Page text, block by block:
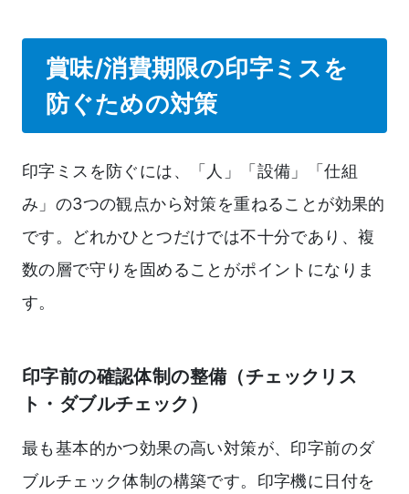
賞味/消費期限の印字ミスを
防ぐための対策
印字ミスを防ぐには、「人」「設備」「仕組
み」の3つの観点から対策を重ねることが効果的
です。どれかひとつだけでは不十分であり、複
数の層で守りを固めることがポイントになりま
す。
印字前の確認体制の整備（チェックリス
ト・ダブルチェック）
最も基本的かつ効果の高い対策が、印字前のダ
ブルチェック体制の構築です。印字機に日付を